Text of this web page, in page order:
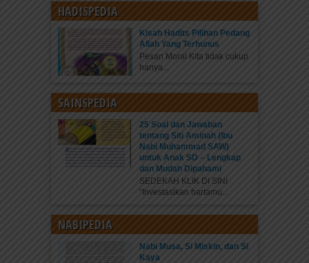
HADISPEDIA
Kisah Hadits Pilihan Pedang
Allah Yang Terhunus
Pesan Moral Kita tidak cukup
hanya...
SAINSPEDIA
25 Soal dan Jawaban
tentang Siti Aminah (Ibu
Nabi Muhammad SAW)
untuk Anak SD – Lengkap
dan Mudah Dipahami
SEDEKAH KLIK DI SINI
“Investasikan hartamu...
NABIPEDIA
Nabi Musa, Si Miskin, dan Si
Kaya